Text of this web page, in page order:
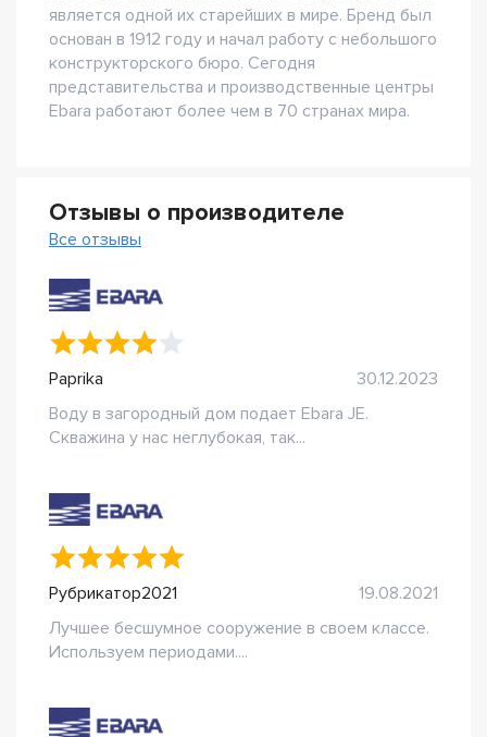
является одной их старейших в мире. Бренд был
основан в 1912 году и начал работу с небольшого
конструкторского бюро. Сегодня
представительства и производственные центры
Ebara работают более чем в 70 странах мира.
Отзывы о производителе
Все отзывы
Paprika
30.12.2023
Воду в загородный дом подает Ebara JE.
Скважина у нас неглубокая, так...
Рубрикатор2021
19.08.2021
Лучшее бесшумное сооружение в своем классе.
Используем периодами....